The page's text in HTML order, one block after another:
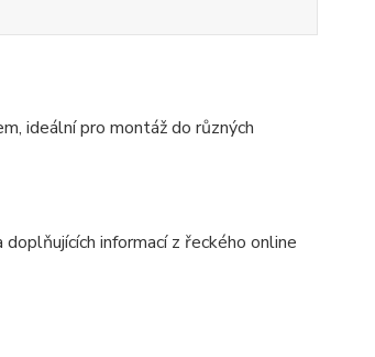
ideální pro montáž do různých
informací z řeckého online